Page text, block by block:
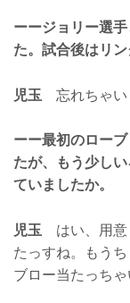
ーージョリー選
た。試合後はリ
児玉 忘れちゃい
ーー最初のロー
たが、もう少し
ていましたか。
児玉 はい、用意
たっすね。もう
ブロー当たっち